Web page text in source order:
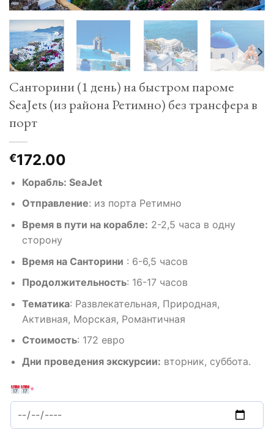
Санторини (1 день) на быстром пароме
SeaJets (из района Ретимно) без трансфера в
порт
€172.00
Корабль: SeaJet
Отправление: из порта Ретимно
Время в пути на корабле: 2-2,5 часа в одну
сторону
Время на Санторини : 6-6,5 часов
Продолжительность: 16-17 часов
Тематика: Развлекательная, Природная,
Активная, Морская, Романтичная
Стоимость: 172 евро
Дни проведения экскурсии: вторник, суббота.
*